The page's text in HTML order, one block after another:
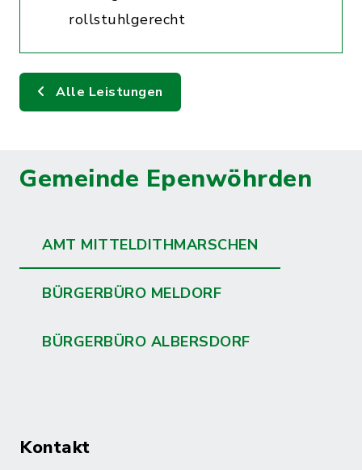
rollstuhlgerecht
Alle Leistungen
Gemeinde Epenwöhrden
AMT MITTELDITHMARSCHEN
BÜRGERBÜRO MELDORF
BÜRGERBÜRO ALBERSDORF
Kontakt